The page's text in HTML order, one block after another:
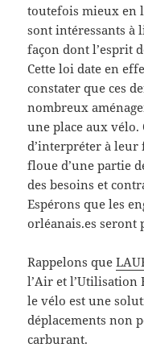
toutefois mieux en
sont intéressants à
façon dont l’esprit
Cette loi date en
constater que ces
nombreux
une place aux vélo.
d’interpréter à
floue d’une partie
des besoins et
Espérons que les
orléanais.es seront
Rappelons que
l’Air et l’Utilisation
le vélo est une
déplacements non
carburant.